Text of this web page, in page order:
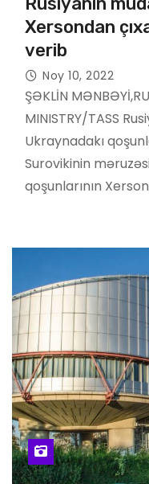
Xersondan
verib
Noy 10, 2022
ŞƏKLİN
MINISTRY/TASS
Ukraynadakı
Surovikinin
qoşunlarının